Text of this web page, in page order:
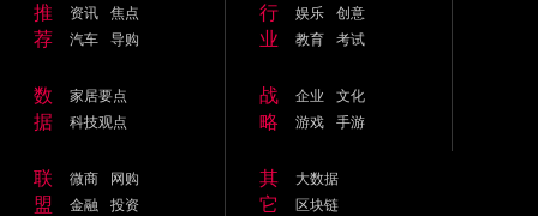
推
荐
资讯
焦点
汽车
导购
行
业
娱乐
创意
教育
考试
数
据
家居要点
科技观点
战
略
企业
文化
游戏
手游
联
盟
微商
网购
金融
投资
其
它
大数据
区块链